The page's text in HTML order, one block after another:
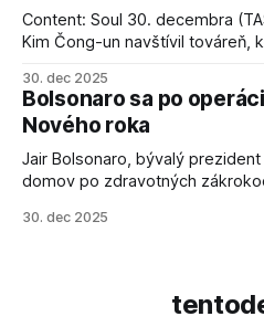
Content: Soul 30. decembra
Kim Čong-un navštívil továreň,
schopnosti. Informovali o tom
sa odvoláva agentúra AFP.
30. dec 2025
Bolsonaro sa po
Nového roka
Jair Bolsonaro, bývalý
domov po zdravotných
30. dec 2025